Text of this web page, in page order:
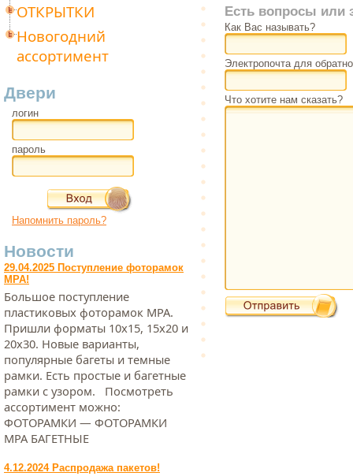
ОТКРЫТКИ
Новогодний
ассортимент
Двери
логин
пароль
Напомнить пароль?
Новости
29.04.2025 Поступление фоторамок
МРА!
Большое поступление
пластиковых фоторамок МРА.
Пришли форматы 10х15, 15х20 и
20х30. Новые варианты,
популярные багеты и темные
рамки. Есть простые и багетные
рамки с узором. Посмотреть
ассортимент можно:
ФОТОРАМКИ — ФОТОРАМКИ
МРА БАГЕТНЫЕ
4.12.2024 Распродажа пакетов!
Есть вопросы или
Как Вас называть?
Электропочта для
Что хотите нам сказать?